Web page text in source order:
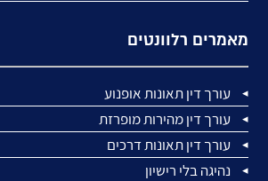
מאמרים רלוונטים
עורך דין תאונות אופנוע
עורך דין מהירות מופרזת
עורך דין תאונות דרכים
נהיגה בלי רישיון